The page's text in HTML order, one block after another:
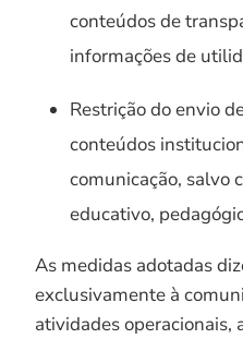
conteúdos de
informações de
Restrição do envio
conteúdos
comunicação, salvo
educativo,
As medidas adotadas
exclusivamente à
atividades operacionais,